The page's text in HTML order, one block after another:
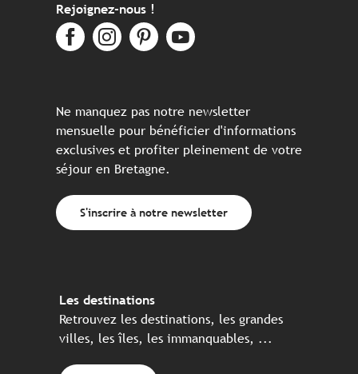
Rejoignez-nous !
Ne manquez pas notre newsletter
mensuelle pour bénéficier d'informations
exclusives et profiter pleinement de votre
séjour en Bretagne.
S'inscrire à notre newsletter
Les destinations
Retrouvez les destinations, les grandes
villes, les îles, les immanquables, ...